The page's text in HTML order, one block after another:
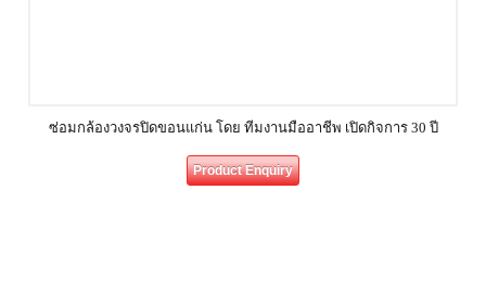
ซ่อมกล้องวงจรปิดขอนแก่น โดย ทีมงานมืออาชีพ เปิดกิจการ 30 ปี
Product Enquiry